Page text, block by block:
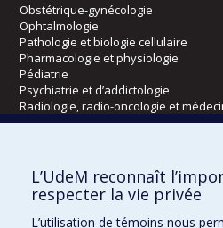
Obstétrique-gynécologie
Ophtalmologie
Pathologie et biologie cellulaire
Pharmacologie et physiologie
Pédiatrie
Psychiatrie et d’addictologie
Radiologie, radio-oncologie et
Écoles
Kinésiologie et des sciences de
Orthophonie et audiologie
Réadaptation
L’UdeM reconnaît
respecter la vie privée
L’utilisation de témoins nous